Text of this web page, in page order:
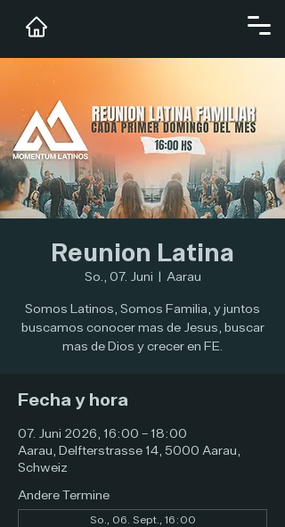
Reunion Latina
So., 07. Juni
  |
Aarau
Somos Latinos, Somos Familia, y juntos
buscamos conocer mas de Jesus, buscar
mas de Dios y crecer en FE.
Fecha y hora
07. Juni 2026, 16:00 – 18:00
Aarau, Delfterstrasse 14, 5000 Aarau,
Schweiz
Andere Termine
So., 06. Sept., 16:00